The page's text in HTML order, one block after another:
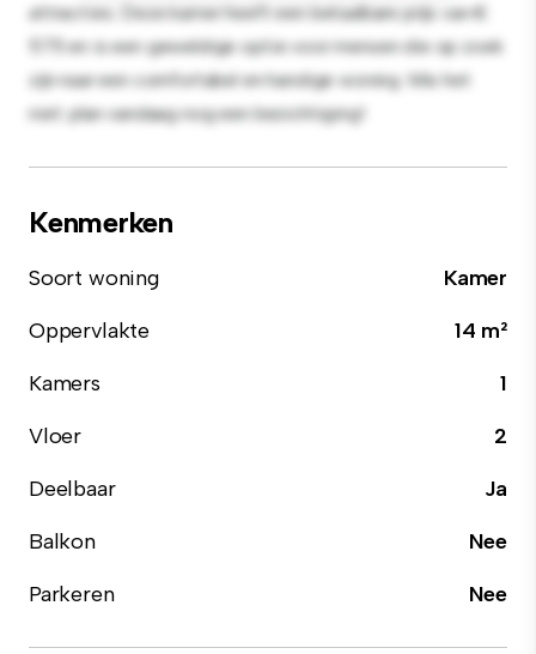
attracties. Deze kamer heeft een betaalbare prijs van €
575 en is een geweldige optie voor mensen die op zoek
zijn naar een comfortabel en handige woning. Mis het
niet: plan vandaag nog een bezichtiging!
Kenmerken
Soort woning
Kamer
Oppervlakte
14 m²
Kamers
1
Vloer
2
Deelbaar
Ja
Balkon
Nee
Parkeren
Nee